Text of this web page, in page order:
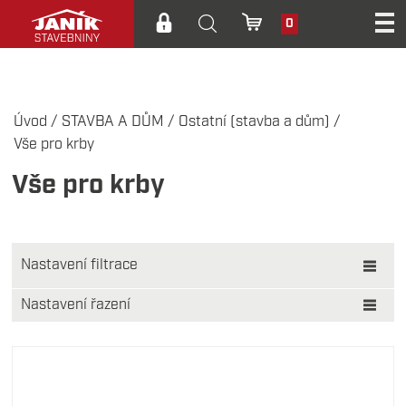
0
Úvod / STAVBA A DŮM / Ostatní (stavba a dům)
/
Vše pro krby
Vše pro krby
Nastavení filtrace
Zobrazit pouze:
Nastavení řazení